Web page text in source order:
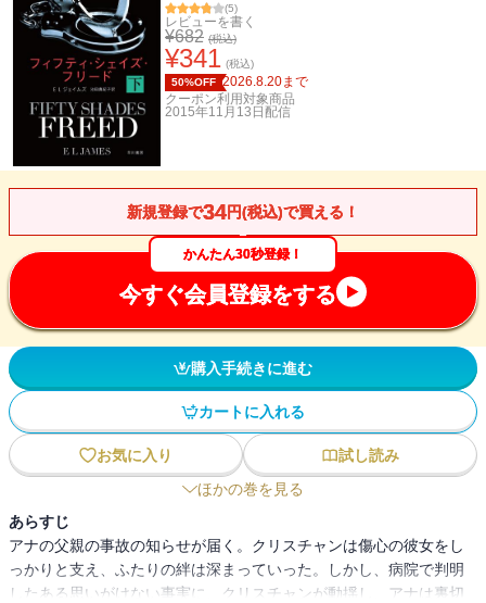
(5)
レビューを書く
¥682 (税込)
¥341 (税込)
50%OFF 2026.8.20まで
クーポン利用対象商品
2015年11月13日 配信
新規登録で34円(税込)で買える！
かんたん30秒登録！
今すぐ会員登録をする
購入手続きに進む
カートに入れる
お気に入り
試し読み
ほかの巻を見る
あらすじ
アナの父親の事故の知らせが届く。クリスチャンは傷心の彼女をし
っかりと支え、ふたりの絆は深まっていった。しかし、病院で判明
したある思いがけない事実に、クリスチャンが動揺し、アナは裏切